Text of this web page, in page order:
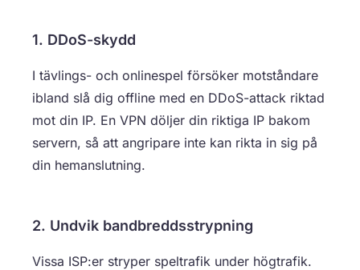
1. DDoS-skydd
I tävlings- och onlinespel försöker motståndare
ibland slå dig offline med en DDoS-attack riktad
mot din IP. En VPN döljer din riktiga IP bakom
servern, så att angripare inte kan rikta in sig på
din hemanslutning.
2. Undvik bandbreddsstrypning
Vissa ISP:er stryper speltrafik under högtrafik.